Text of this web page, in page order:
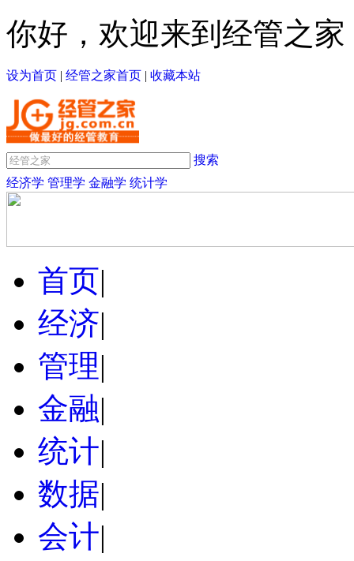
你好，欢迎来到经管之家
设为首页 | 经管之家首页 | 收藏本站
搜索
经济学 管理学 金融学 统计学
首页|
经济|
管理|
金融|
统计|
数据|
会计|